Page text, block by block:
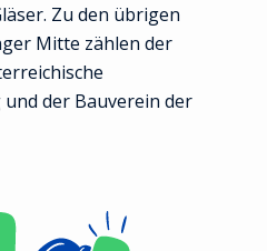
Zu den übrigen
Mitte zählen der
der Bauverein der